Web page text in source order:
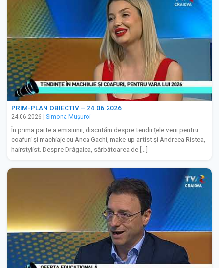
PRIM-PLAN OBIECTIV – 24.06.2026
24.06.2026 | Simona Muşuroi
În prima parte a emisiunii, discutăm despre tendințele verii pentru
coafuri și machiaje cu Anca Gachi, make-up artist și Andreea Ristea,
hairstylist. Despre Drăgaica, sărbătoarea de […]